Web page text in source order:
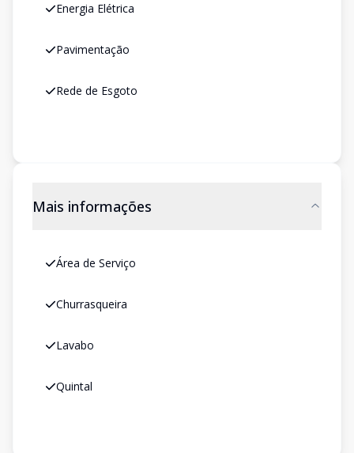
Energia Elétrica
Pavimentação
Rede de Esgoto
Mais informações
Área de Serviço
Churrasqueira
Lavabo
Quintal